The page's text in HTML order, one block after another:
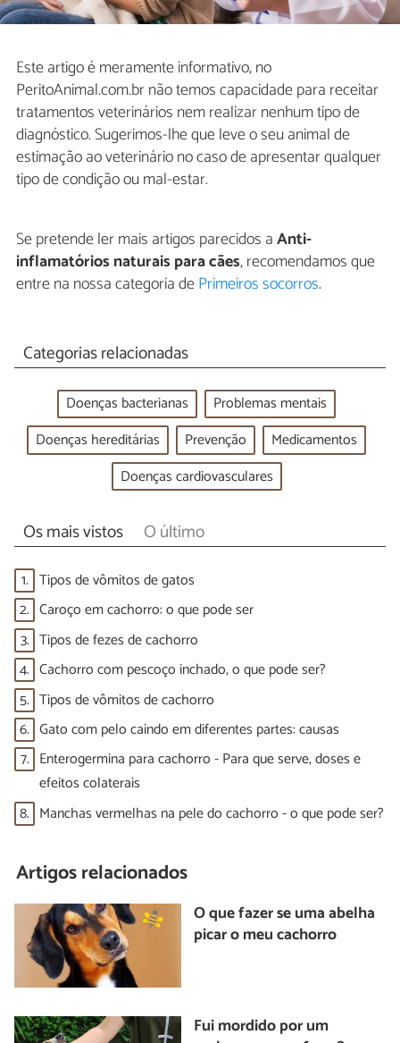
Este artigo é meramente informativo, no
PeritoAnimal.com.br não temos capacidade para receitar
tratamentos veterinários nem realizar nenhum tipo de
diagnóstico. Sugerimos-lhe que leve o seu animal de
estimação ao veterinário no caso de apresentar qualquer
tipo de condição ou mal-estar.
Se pretende ler mais artigos parecidos aAnti-
inflamatórios naturais para cães, recomendamos que
entre na nossa categoria dePrimeiros socorros.
Categorias relacionadas
Doenças bacterianas
Problemas mentais
Doenças hereditárias
Prevenção
Medicamentos
Doenças cardiovasculares
Os mais vistos O último
1. Tipos de vômitos de gatos
2. Caroço em cachorro: o que pode ser
3. Tipos de fezes de cachorro
4. Cachorro com pescoço inchado, o que pode ser?
5. Tipos de vômitos de cachorro
6. Gato com pelo caindo em diferentes partes: causas
7. Enterogermina para cachorro - Para que serve, doses e
efeitos colaterais
8. Manchas vermelhas na pele do cachorro - o que pode ser?
Artigos relacionados
O que fazer se uma abelha
picar o meu cachorro
Fui mordido por um